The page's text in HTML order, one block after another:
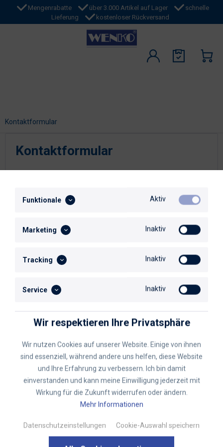
Mengenrabatte über 3.000 Artikel auf Lager
schnelle
Lieferung
kostenloser Rückversand
Kontaktformular
Kontaktformular
Wir freuen uns auf Ihre Kontaktaufnahme.
+49 (0) 2103 / 573-270
Kontaktformular
Funktionale Aktiv
Marketing Inaktiv
Tracking Inaktiv
Service Inaktiv
Wir respektieren Ihre Privatsphäre
Wir nutzen Cookies auf unserer Website. Einige von ihnen
sind essenziell, während andere uns helfen, diese Website
und Ihre Erfahrung zu verbessern. Ich bin damit
einverstanden und kann meine Einwilligung jederzeit mit
Wirkung für die Zukunft widerrufen oder ändern.
Mehr Informationen
Datenschutzeinstellungen Cookie-Auswahl speichern